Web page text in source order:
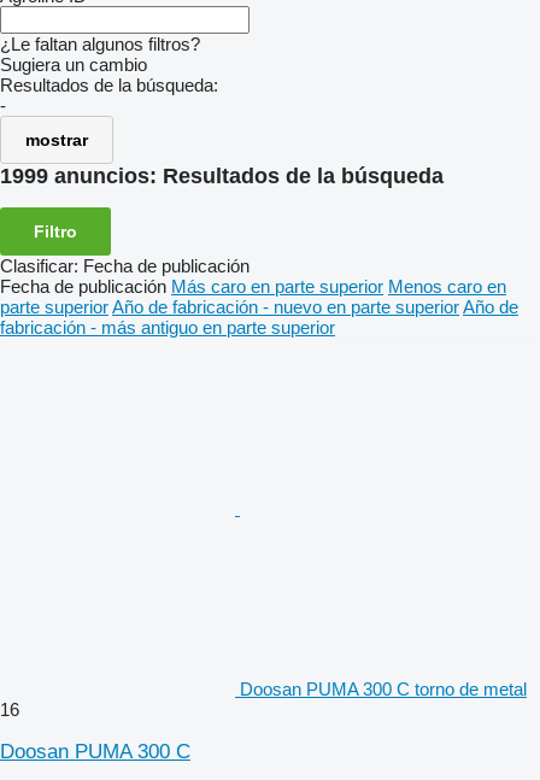
¿Le faltan algunos filtros?
Sugiera un cambio
Resultados de la búsqueda:
-
mostrar
1999 anuncios: Resultados de la búsqueda
Filtro
Clasificar: Fecha de publicación
Fecha de publicación Más caro en parte superior Menos caro en
parte superiorAño de fabricación - nuevo en parte superiorAño de
fabricación - más antiguo en parte superior
Doosan PUMA 300 C torno de metal
16
Doosan PUMA 300 C